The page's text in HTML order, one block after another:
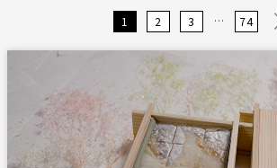
1 2 3 ... 74